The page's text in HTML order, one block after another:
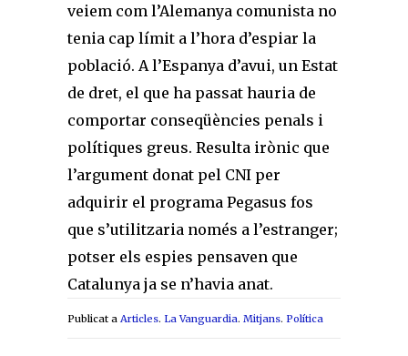
veiem com l’Alemanya comunista no
tenia cap límit a l’hora d’espiar la
població. A l’Espanya d’avui, un Estat
de dret, el que ha passat hauria de
comportar conseqüències penals i
polítiques greus. Resulta irònic que
l’argument donat pel CNI per
adquirir el programa Pegasus fos
que s’utilitzaria només a l’estranger;
potser els espies pensaven que
Catalunya ja se n’havia anat.
Publicat a Articles. La Vanguardia. Mitjans. Política